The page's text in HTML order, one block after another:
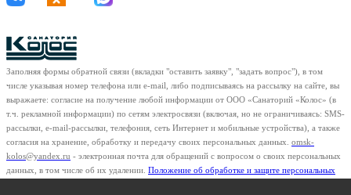
Заполняя формы обратной связи (вкладки "оставить заявку", "задать вопрос"), в том
числе указывая номер телефона или e-mail, либо подписываясь на рассылку на сайте, вы
выражаете: согласие на получение любой информации от ООО «Санаторий «Колос» (в
т.ч. рекламной информации) по сетям электросвязи (включая, но не ограничиваясь: SMS-
рассылки, e-mail-рассылки, телефония, сеть Интернет и мобильные устройства), а также
согласия на хранение, обработку и передачу своих персональных данных. omsk-
kolos@yandex.ru - электронная почта для обращений с вопросом о своих персональных
данных, в том числе об их удалении. Положение об обработке и защите персональных